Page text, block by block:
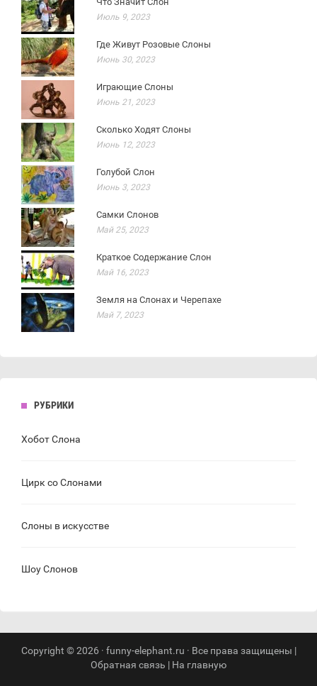
Июль 9, 2023
Где Живут Розовые Слоны
Июнь 30, 2023
Играющие Слоны
Июнь 21, 2023
Сколько Ходят Слоны
Июнь 12, 2023
Голубой Слон
Июнь 3, 2023
Самки Слонов
Май 25, 2023
Краткое Содержание Слон
Май 16, 2023
Земля на Слонах и Черепахе
Май 7, 2023
РУБРИКИ
Хобот Слона
Цирк со Слонами
Слоны в искусстве
Шоу Слонов
Copyright © 2026 · funny-elephant.ru · Все права защищены |
Обратная связь | На главную